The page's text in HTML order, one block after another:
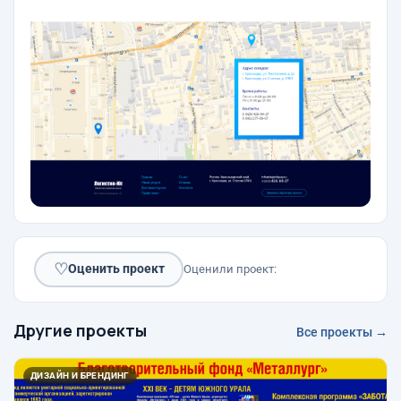
♡Оценить проект Оценили проект:
Другие проекты Все проекты →
ДИЗАЙН И БРЕНДИНГ